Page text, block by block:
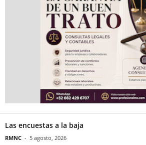
Las encuestas a la baja
RMNC - 5 agosto, 2026